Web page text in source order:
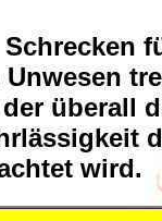
überall
wird.